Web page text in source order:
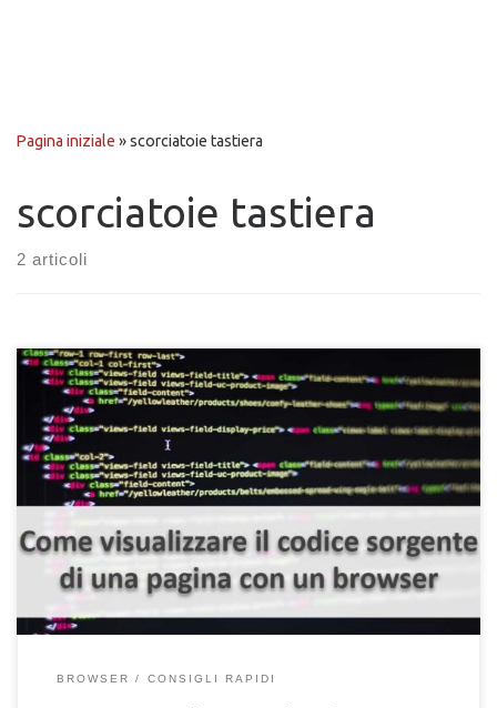
Pagina iniziale »scorciatoie tastiera
scorciatoie tastiera
2 articoli
Vuoi visualizzare il codice sorgente di una pagina internet
tramite il tuo browser Chrome o Firefox? Forse non tutti lo
sanno, ma ogni browser internet permette di visualizzare il
codice sorgente HTML delle pagine che vengono visitate.
Spesso questo strumento è utile per i webmaster per ricercare
informazioni o studiare la struttura di un sito web. Utile anche
per chi […]
BROWSER CONSIGLI RAPIDI